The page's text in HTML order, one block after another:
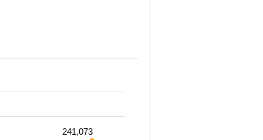
241,073